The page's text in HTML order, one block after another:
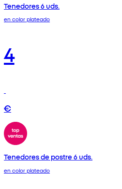
Tenedores 6 uds.
en color plateado
4
€
Tenedores de postre 6 uds.
en color plateado